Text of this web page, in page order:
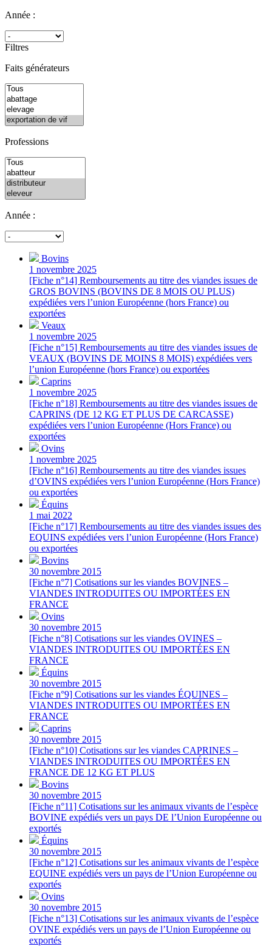
Année :
Filtres
Faits générateurs
Professions
Année :
Bovins
1 novembre 2025
[Fiche n°14] Remboursements au titre des viandes issues de
GROS BOVINS (BOVINS DE 8 MOIS OU PLUS)
expédiées vers l’union Européenne (hors France) ou
exportées
Veaux
1 novembre 2025
[Fiche n°15] Remboursements au titre des viandes issues de
VEAUX (BOVINS DE MOINS 8 MOIS) expédiées vers
l’union Européenne (hors France) ou exportées
Caprins
1 novembre 2025
[Fiche n°18] Remboursements au titre des viandes issues de
CAPRINS (DE 12 KG ET PLUS DE CARCASSE)
expédiées vers l’union Européenne (Hors France) ou
exportées
Ovins
1 novembre 2025
[Fiche n°16] Remboursements au titre des viandes issues
d’OVINS expédiées vers l’union Européenne (Hors France)
ou exportées
Équins
1 mai 2022
[Fiche n°17] Remboursements au titre des viandes issues des
EQUINS expédiées vers l’union Européenne (Hors France)
ou exportées
Bovins
30 novembre 2015
[Fiche n°7] Cotisations sur les viandes BOVINES –
VIANDES INTRODUITES OU IMPORTÉES EN
FRANCE
Ovins
30 novembre 2015
[Fiche n°8] Cotisations sur les viandes OVINES –
VIANDES INTRODUITES OU IMPORTÉES EN
FRANCE
Équins
30 novembre 2015
[Fiche n°9] Cotisations sur les viandes ÉQUINES –
VIANDES INTRODUITES OU IMPORTÉES EN
FRANCE
Caprins
30 novembre 2015
[Fiche n°10] Cotisations sur les viandes CAPRINES –
VIANDES INTRODUITES OU IMPORTÉES EN
FRANCE DE 12 KG ET PLUS
Bovins
30 novembre 2015
[Fiche n°11] Cotisations sur les animaux vivants de l’espèce
BOVINE expédiés vers un pays DE l’Union Européenne ou
exportés
Équins
30 novembre 2015
[Fiche n°12] Cotisations sur les animaux vivants de l’espèce
EQUINE expédiés vers un pays de l’Union Européenne ou
exportés
Ovins
30 novembre 2015
[Fiche n°13] Cotisations sur les animaux vivants de l’espèce
OVINE expédiés vers un pays de l’Union Européenne ou
exportés